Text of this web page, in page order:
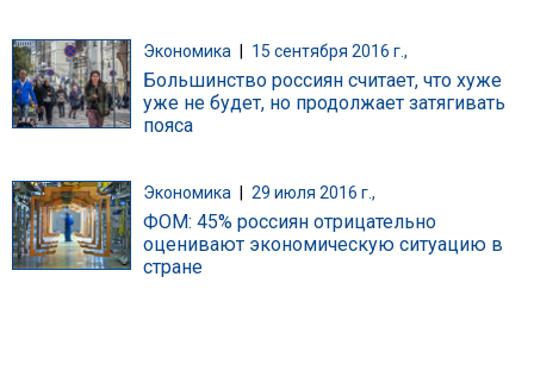
Экономика 15 сентября 2016 г.,
Большинство россиян считает, что хуже
уже не будет, но продолжает затягивать
пояса
Экономика 29 июля 2016 г.,
ФОМ: 45% россиян отрицательно
оценивают экономическую ситуацию в
стране